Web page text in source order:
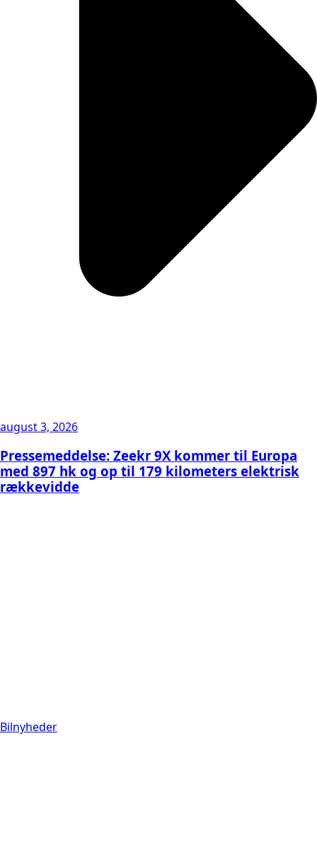
august 3, 2026
Pressemeddelse: Zeekr 9X kommer til Europa
med 897 hk og op til 179 kilometers elektrisk
rækkevidde
Bilnyheder